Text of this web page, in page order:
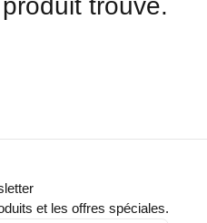
et les offres spéciales.